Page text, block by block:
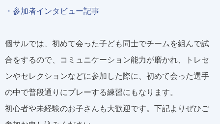
・参加者インタビュー記事
個サルでは、初めて会った子ども同士でチームを組んで試
合をするので、コミュニケーション能力が磨かれ、トレセ
ンやセレクションなどに参加した際に、初めて会った選手
の中で普段通りにプレーする練習にもなります。
初心者や未経験のお子さんも大歓迎です。下記よりぜひご